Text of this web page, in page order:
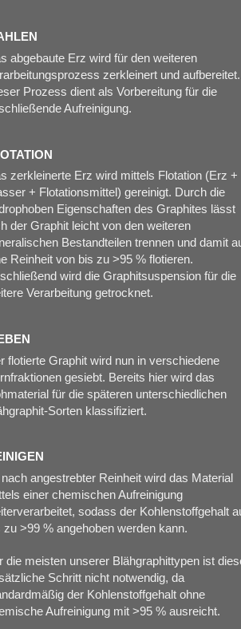
abgebaute Erz wird für den weiteren
zerkleinert und aufbereitet.
Prozess dient als Vorbereitung für die
Aufreinigung.
zerkleinerte Erz wird mittels Flotation (Erz +
+ Flotationsmittel) gereinigt. Durch die
Eigenschaften des Graphites lässt
der Graphit leicht von den weiteren
Bestandteilen trennen und damit
Reinheit von bis zu >95 % flotieren.
wird die Graphitsuspension für die
Verarbeitung getrocknet.
flotierte Graphit wird nun in verschiedene
gesiebt. Bereits hier wird das
für die späteren unterschiedlichen
Sorten klassifiziert.
angestrebter Reinheit wird das Material
einer chemischen Aufreinigung
sodass der Kohlenstoffgehalt
zu >99 % angehoben werden kann.
die meisten unserer Blähgraphittypen ist
Schritt nicht notwendig, da
der Kohlenstoffgehalt ohne
Aufreinigung mit >95 % ausreicht.